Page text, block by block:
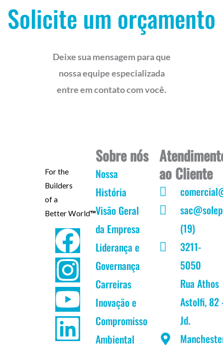
Solicite um orçamento
Deixe sua mensagem para que
nossa equipe especializada
entre em contato com você.
For the
Builders
of a
Better World™
F
a
c
e
b
I
n
s
t
a
Y
o
u
t
u
L
i
n
k
e
Sobre nós
Nossa
História
Visão Geral
da Empresa
Liderança e
Governança
Carreiras
Inovação e
Compromisso
Ambiental
ao Cliente
(19)
3211-
5050
Rua Athos
Astolfi, 82
Jd.